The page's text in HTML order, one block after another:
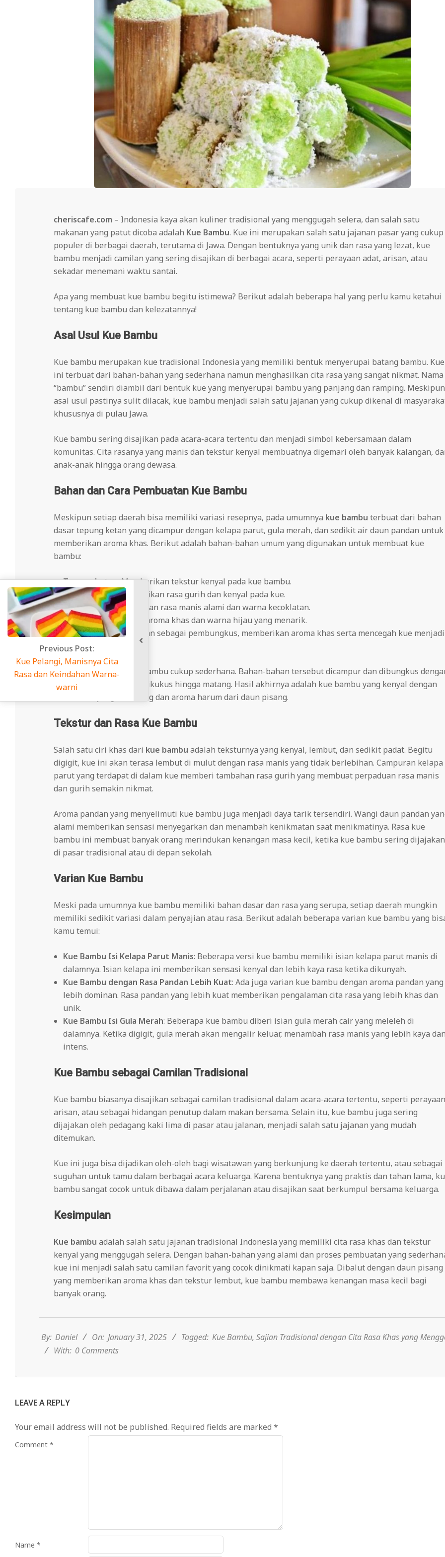
cheriscafe.com – Indonesia kaya akan kuliner tradisional yang menggugah selera, dan salah satu
makanan yang patut dicoba adalah Kue Bambu. Kue ini merupakan salah satu jajanan pasar yang cukup
populer di berbagai daerah, terutama di Jawa. Dengan bentuknya yang unik dan rasa yang lezat, kue
bambu menjadi camilan yang sering disajikan di berbagai acara, seperti perayaan adat, arisan, atau
sekadar menemani waktu santai.
Apa yang membuat kue bambu begitu istimewa? Berikut adalah beberapa hal yang perlu kamu ketahui
tentang kue bambu dan kelezatannya!
Asal Usul Kue Bambu
Kue bambu merupakan kue tradisional Indonesia yang memiliki bentuk menyerupai batang bambu. Kue
ini terbuat dari bahan-bahan yang sederhana namun menghasilkan cita rasa yang sangat nikmat. Nama
“bambu” sendiri diambil dari bentuk kue yang menyerupai bambu yang panjang dan ramping. Meskipun
asal usul pastinya sulit dilacak, kue bambu menjadi salah satu jajanan yang cukup dikenal di
khususnya di pulau Jawa.
Kue bambu sering disajikan pada acara-acara tertentu dan menjadi simbol kebersamaan dalam
komunitas. Cita rasanya yang manis dan tekstur kenyal membuatnya digemari oleh banyak kalangan,
anak-anak hingga orang dewasa.
Bahan dan Cara Pembuatan Kue Bambu
Meskipun setiap daerah bisa memiliki variasi resepnya, pada umumnya kue bambu terbuat dari bahan
dasar tepung ketan yang dicampur dengan kelapa parut, gula merah, dan sedikit air daun pandan untuk
memberikan aroma khas. Berikut adalah bahan-bahan umum yang digunakan untuk membuat kue
bambu:
Tepung ketan: Memberikan tekstur kenyal pada kue bambu.
Kelapa parut: Memberikan rasa gurih dan kenyal pada kue.
Gula merah: Memberikan rasa manis alami dan warna kecoklatan.
Pandan: Memberikan aroma khas dan warna hijau yang menarik.
Daun pisang : Digunakan sebagai pembungkus, memberikan aroma khas serta mencegah kue menjadi
kering.
Proses pembuatan kue bambu cukup sederhana. Bahan-bahan tersebut dicampur dan dibungkus
daun pisang, kemudian dikukus hingga matang. Hasil akhirnya adalah kue bambu yang kenyal dengan
rasa manis yang seimbang dan aroma harum dari daun pisang.
Tekstur dan Rasa Kue Bambu
Salah satu ciri khas dari kue bambu adalah teksturnya yang kenyal, lembut, dan sedikit padat. Begitu
digigit, kue ini akan terasa lembut di mulut dengan rasa manis yang tidak berlebihan. Campuran kelapa
parut yang terdapat di dalam kue memberi tambahan rasa gurih yang membuat perpaduan rasa manis
dan gurih semakin nikmat.
Aroma pandan yang menyelimuti kue bambu juga menjadi daya tarik tersendiri. Wangi daun pandan
alami memberikan sensasi menyegarkan dan menambah kenikmatan saat menikmatinya. Rasa kue
bambu ini membuat banyak orang merindukan kenangan masa kecil, ketika kue bambu sering dijajakan
di pasar tradisional atau di depan sekolah.
Varian Kue Bambu
Meski pada umumnya kue bambu memiliki bahan dasar dan rasa yang serupa, setiap daerah mungkin
memiliki sedikit variasi dalam penyajian atau rasa. Berikut adalah beberapa varian kue bambu yang
kamu temui:
Kue Bambu Isi Kelapa Parut Manis: Beberapa versi kue bambu memiliki isian kelapa parut manis di
dalamnya. Isian kelapa ini memberikan sensasi kenyal dan lebih kaya rasa ketika dikunyah.
Kue Bambu dengan Rasa Pandan Lebih Kuat: Ada juga varian kue bambu dengan aroma pandan yang
lebih dominan. Rasa pandan yang lebih kuat memberikan pengalaman cita rasa yang lebih khas dan
unik.
Kue Bambu Isi Gula Merah: Beberapa kue bambu diberi isian gula merah cair yang meleleh di
dalamnya. Ketika digigit, gula merah akan mengalir keluar, menambah rasa manis yang lebih kaya
intens.
Kue Bambu sebagai Camilan Tradisional
Kue bambu biasanya disajikan sebagai camilan tradisional dalam acara-acara tertentu, seperti
arisan, atau sebagai hidangan penutup dalam makan bersama. Selain itu, kue bambu juga sering
dijajakan oleh pedagang kaki lima di pasar atau jalanan, menjadi salah satu jajanan yang mudah
ditemukan.
Kue ini juga bisa dijadikan oleh-oleh bagi wisatawan yang berkunjung ke daerah tertentu, atau sebagai
suguhan untuk tamu dalam berbagai acara keluarga. Karena bentuknya yang praktis dan tahan lama,
bambu sangat cocok untuk dibawa dalam perjalanan atau disajikan saat berkumpul bersama keluarga.
Kesimpulan
Kue bambu adalah salah satu jajanan tradisional Indonesia yang memiliki cita rasa khas dan tekstur
kenyal yang menggugah selera. Dengan bahan-bahan yang alami dan proses pembuatan yang
kue ini menjadi salah satu camilan favorit yang cocok dinikmati kapan saja. Dibalut dengan daun pisang
yang memberikan aroma khas dan tekstur lembut, kue bambu membawa kenangan masa kecil bagi
banyak orang.
31
By: Daniel On: January 31, 2025 Tagged: Kue Bambu, Sajian Tradisional dengan Cita Rasa Khas yang
With: 0 Comments
LEAVE A REPLY
Your email address will not be published. Required fields are marked *
Comment *
Name *
Cita
Warna-